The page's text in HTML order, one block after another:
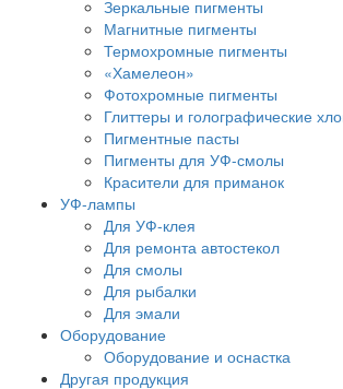
Зеркальные пигменты
Магнитные пигменты
Термохромные пигменты
«Хамелеон»
Фотохромные пигменты
Глиттеры и голографические
Пигментные пасты
Пигменты для УФ-смолы
Красители для приманок
УФ-лампы
Для УФ-клея
Для ремонта автостекол
Для смолы
Для рыбалки
Для эмали
Оборудование
Оборудование и оснастка
Другая продукция